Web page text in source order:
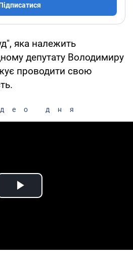
яка належить
депутату Володимиру
проводити свою
дня
Play Video